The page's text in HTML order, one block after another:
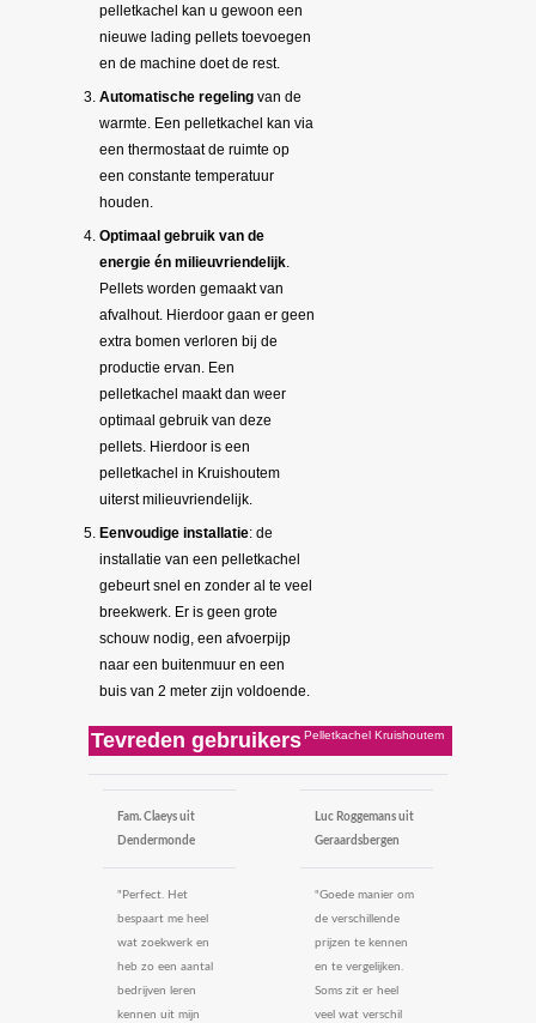
pelletkachel kan u gewoon een
nieuwe lading pellets toevoegen
en de machine doet de rest.
Automatische regeling van de
warmte. Een pelletkachel kan via
een thermostaat de ruimte op
een constante temperatuur
houden.
Optimaal gebruik van de
energie én milieuvriendelijk.
Pellets worden gemaakt van
afvalhout. Hierdoor gaan er geen
extra bomen verloren bij de
productie ervan. Een
pelletkachel maakt dan weer
optimaal gebruik van deze
pellets. Hierdoor is een
pelletkachel in Kruishoutem
uiterst milieuvriendelijk.
Eenvoudige installatie: de
installatie van een pelletkachel
gebeurt snel en zonder al te veel
breekwerk. Er is geen grote
schouw nodig, een afvoerpijp
naar een buitenmuur en een
buis van 2 meter zijn voldoende.
Tevreden gebruikersPelletkachel Kruishoutem
Fam. Claeys uit
Dendermonde
"Perfect. Het
bespaart me heel
wat zoekwerk en
heb zo een aantal
bedrijven leren
kennen uit mijn
Luc Roggemans uit
Geraardsbergen
"Goede manier om
de verschillende
prijzen te kennen
en te vergelijken.
Soms zit er heel
veel wat verschil